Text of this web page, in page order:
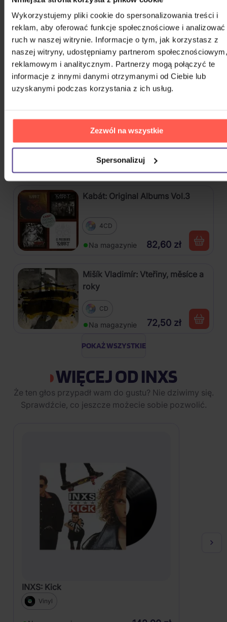
Wykorzystujemy pliki cookie do spersonalizowania treści i
reklam, aby oferować funkcje społecznościowe i analizować
ruch w naszej witrynie. Informacje o tym, jak korzystasz z
naszej witryny, udostępniamy partnerom społecznościowym,
reklamowym i analitycznym. Partnerzy mogą połączyć te
informacje z innymi danymi otrzymanymi od Ciebie lub
uzyskanymi podczas korzystania z ich usług.
Zezwól na wszystkie
Spersonalizuj
Na magazynie 52,50 zł
Gott Karel: Snění o Vánocích
3CD
Na magazynie 75,10 zł
Harlej: Best Of 30 let (2006 -
2025) Part 2
54,40 zł
Kabát: Original Albums Vol.3
4CD
Na magazynie 82,60 zł
Mišík Vladimír: Vteřiny, měsíce a
roky
CD
Na magazynie 72,50 zł
POKAŻ WSZYSTKIE
WIĘCEJ OD INXS
Że ten głos przypadł wam do gustu? Nie dziwimy się.
Sprawdźcie, co jeszcze możecie sobie pozwolić.
INXS: Kick
Vinyl